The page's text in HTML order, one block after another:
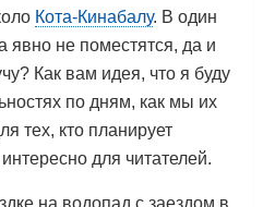
Кота-Кинабалу. В один
явно не поместятся, да и
Как вам идея, что я буду
по дням, как мы их
тех, кто планирует
для читателей.